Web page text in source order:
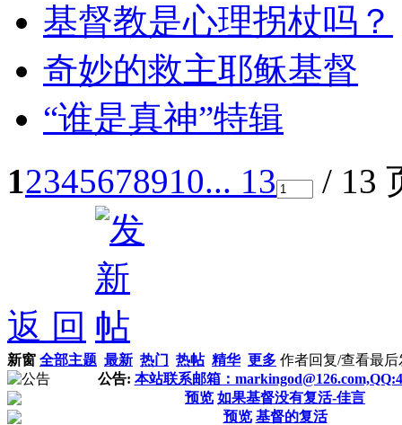
基督教是心理拐杖吗？
奇妙的救主耶稣基督
“谁是真神”特辑
12345678910... 13 / 13
返 回
新窗 全部主题 最新 热门 热帖 精华 更多 作者回复/查看最后
公告: 本站联系邮箱：
预览 如果基督没有复活-佳言
预览 基督的复活